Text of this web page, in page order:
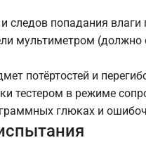
следов попадания влаги
мультиметром (должно
потёртостей и
тестером в режиме
глюках и